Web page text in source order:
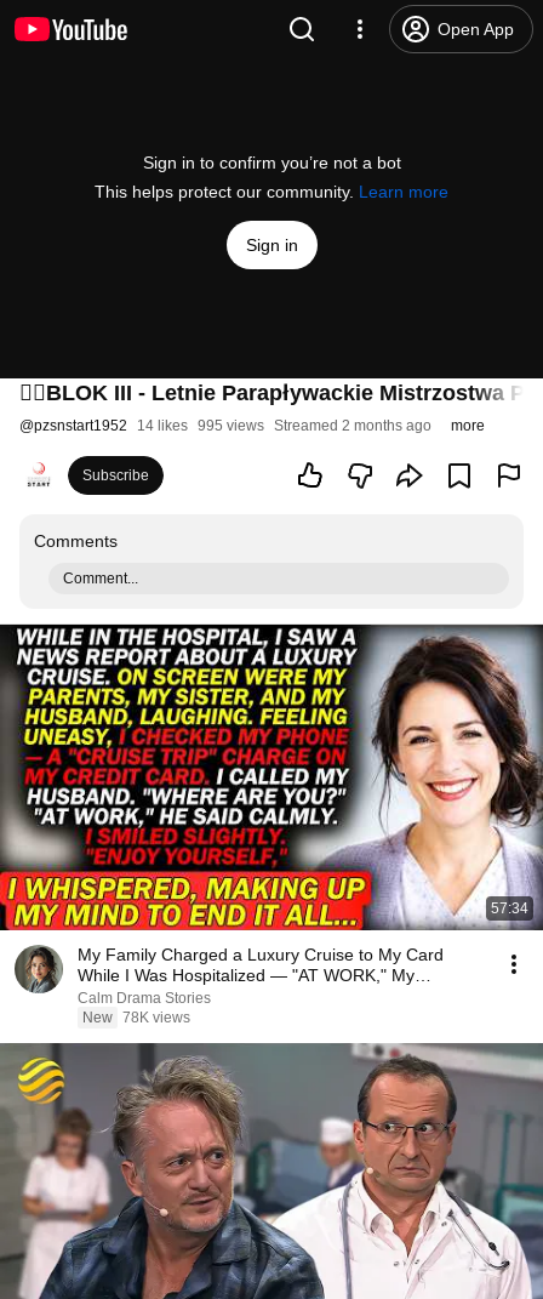
Open App
Sign in to confirm you’re not a bot
This helps protect our community. Learn more
Sign in
🏊‍♂️BLOK III - Letnie Parapływackie Mistrzostwa
@pzsnstart1952 14 likes 995 views Streamed 2 months ago more
Subscribe
Comments
Comment...
57:34
My Family Charged a Luxury Cruise to My Card
While I Was Hospitalized — "AT WORK," My
Husband Said..
Calm Drama Stories
New 78K views